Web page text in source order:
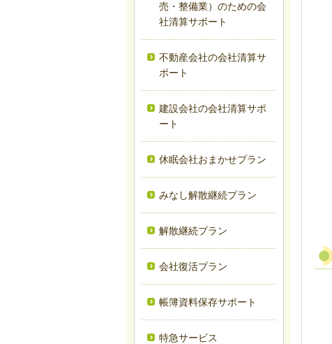
売・整備業）のための会
社清算サポート
不動産会社の会社清算サ
ポート
建設会社の会社清算サポ
ート
休眠会社おまかせプラン
みなし解散継続プラン
解散継続プラン
会社復活プラン
帳簿資料保存サポート
特急サービス